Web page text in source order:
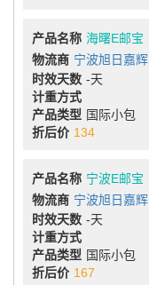
产品名称 海曙E邮宝
物流商 宁波旭日嘉辉
时效天数 -天
计重方式
产品类型 国际小包
折后价 134
产品名称 宁波E邮宝
物流商 宁波旭日嘉辉
时效天数 -天
计重方式
产品类型 国际小包
折后价 167